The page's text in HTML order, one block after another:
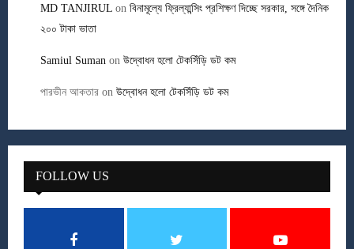
MD TANJIRUL on বিনামূল্যে ফ্রিল্যান্সিং প্রশিক্ষণ দিচ্ছে সরকার, সঙ্গে দৈনিক
২০০ টাকা ভাতা
Samiul Suman on উদ্বোধন হলো টেকসিঁড়ি ডট কম
পারভীন আকতার on উদ্বোধন হলো টেকসিঁড়ি ডট কম
FOLLOW US